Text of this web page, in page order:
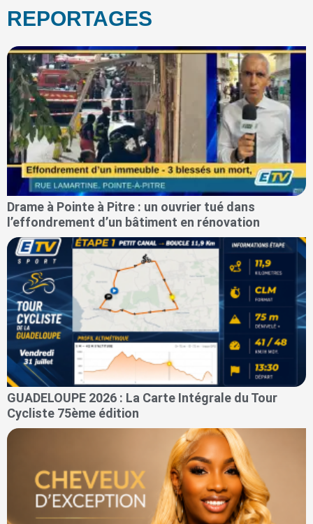
REPORTAGES
Drame à Pointe à Pitre : un ouvrier tué dans
l’effondrement d’un bâtiment en rénovation
GUADELOUPE 2026 : La Carte Intégrale du Tour
Cycliste 75ème édition